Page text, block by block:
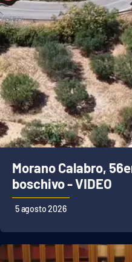
Morano Calabro,
boschivo - VIDEO
5 agosto 2026